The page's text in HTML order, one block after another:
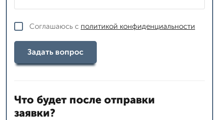
Соглашаюсь с политикой конфиденциальности
Задать вопрос
Что будет после отправки
заявки?